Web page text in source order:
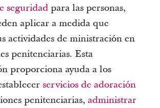
seguridadpara las personas,
aplicar a medida que
actividades de ministración en
penitenciarias. Esta
proporciona ayuda a los
servicios de adoración
penitenciarias, administrar